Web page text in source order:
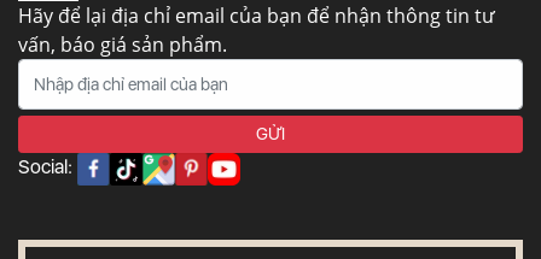
Hãy để lại địa chỉ email của bạn để nhận thông tin tư
vấn, báo giá sản phẩm.
Social: